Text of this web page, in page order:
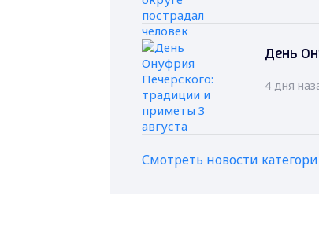
День
4 дня
Смотреть новости